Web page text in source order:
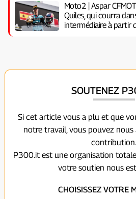
Moto2 | Aspar
Quiles, qui courra
intermédiaire à partir
SOUTENEZ
Si cet article vous a plu et que
notre travail, vous pouvez
contribution.
P300.it est une organisation
votre soutien nous
CHOISISSEZ VOTRE